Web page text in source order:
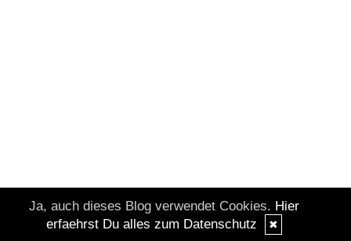
Ja, auch dieses Blog verwendet Cookies. Hier
erfaehrst Du alles zum Datenschutz
✖